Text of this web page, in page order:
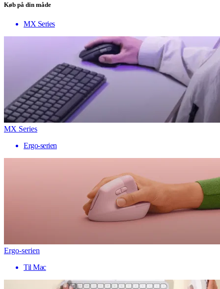
Køb på din måde
MX Series
MX Series
Ergo-serien
Ergo-serien
Til Mac